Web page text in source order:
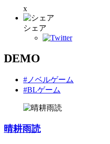
x
シェア
DEMO
#ノベルゲーム
#BLゲーム
晴耕雨読